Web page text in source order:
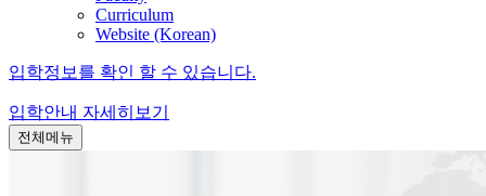
Curriculum
Website (Korean)
입학정보를 확인 할 수 있습니다.
입학안내 자세히보기
전체메뉴